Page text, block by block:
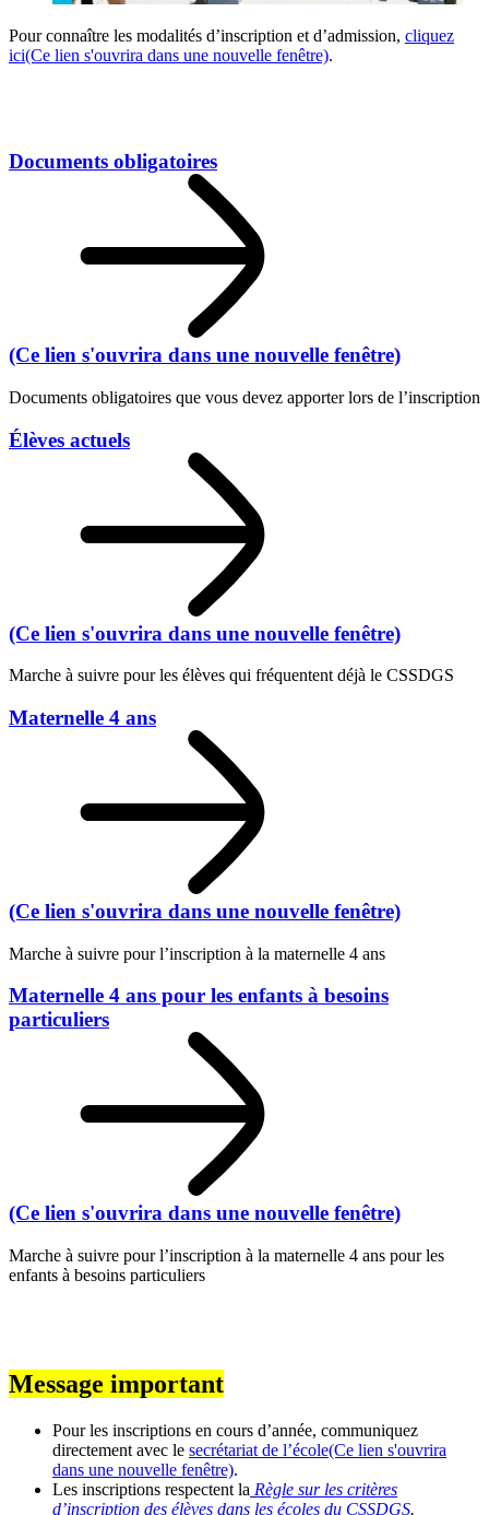
Pour connaître les modalités d’inscription et d’admission, cliquez
ici(Ce lien s'ouvrira dans une nouvelle fenêtre).
Documents obligatoires
(Ce lien s'ouvrira dans une nouvelle fenêtre)
Documents obligatoires que vous devez apporter lors de l’inscription
Élèves actuels
(Ce lien s'ouvrira dans une nouvelle fenêtre)
Marche à suivre pour les élèves qui fréquentent déjà le CSSDGS
Maternelle 4 ans
(Ce lien s'ouvrira dans une nouvelle fenêtre)
Marche à suivre pour l’inscription à la maternelle 4 ans
Maternelle 4 ans pour les enfants à besoins
particuliers
(Ce lien s'ouvrira dans une nouvelle fenêtre)
Marche à suivre pour l’inscription à la maternelle 4 ans pour les
enfants à besoins particuliers
Message important
Pour les inscriptions en cours d’année, communiquez
directement avec le secrétariat de l’école(Ce lien s'ouvrira
dans une nouvelle fenêtre).
Les inscriptions respectent la Règle sur les critères
d’inscription des élèves dans les écoles du CSSDGS.